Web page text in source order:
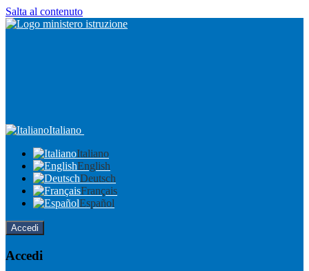
Salta al contenuto
Italiano
Italiano
English
Deutsch
Français
Español
Accedi
Accedi